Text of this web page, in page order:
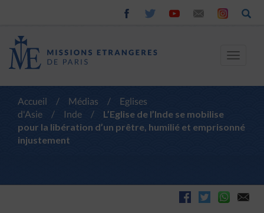
Toggle
Accueil / Médias /
Eglises
d'Asie
/ Inde /
L’Eglise de l’Inde se mobilise
pour la libération d’un prêtre, humilié et emprisonné
injustement